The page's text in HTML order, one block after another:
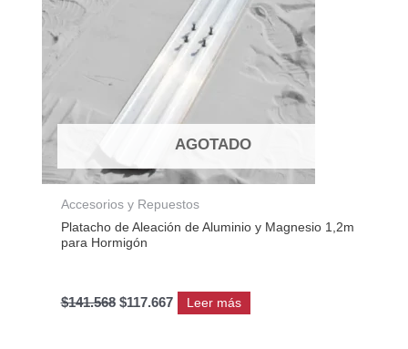
AGOTADO
Accesorios y Repuestos
Platacho de Aleación de Aluminio y Magnesio 1,2m
para Hormigón
$141.568 $117.667 Leer más